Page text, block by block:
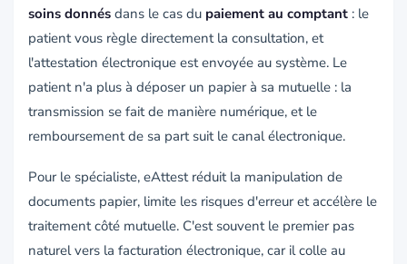
soins donnés dans le cas du paiement au comptant : le
patient vous règle directement la consultation, et
l'attestation électronique est envoyée au système. Le
patient n'a plus à déposer un papier à sa mutuelle : la
transmission se fait de manière numérique, et le
remboursement de sa part suit le canal électronique.
Pour le spécialiste, eAttest réduit la manipulation de
documents papier, limite les risques d'erreur et accélère le
traitement côté mutuelle. C'est souvent le premier pas
naturel vers la facturation électronique, car il colle au